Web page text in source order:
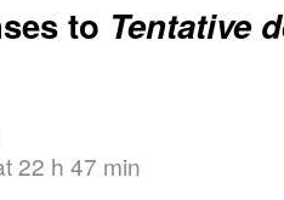
to Tentative
22 h 47 min